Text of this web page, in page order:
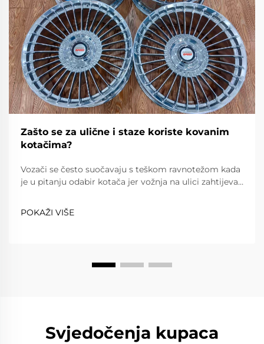
Zašto se za ulične i staze koriste kovanim
kotačima?
Vozači se često suočavaju s teškom ravnotežom kada
je u pitanju odabir kotača jer vožnja na ulici zahtijeva
propisa, dok vožnja na stazi zahtijeva iznimnu lakost,
snagu i preciznost. Kovanim kotačima...
POKAŽI VIŠE
Svjedočenja kupaca